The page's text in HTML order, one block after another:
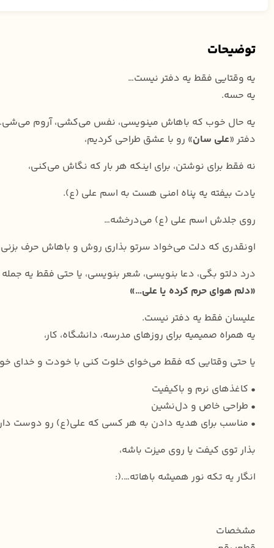
توضیحات
یه وقتایی فقط یه دفتر نیست…
یه حسه.
یه حال خوب که باهاش مینویسی، نفس می‌کشی، آروم
دفتر «علی سان» رو با عشق طراحی کردیم،
نه فقط برای نوشتن، برای اینکه هر بار که نگاش می‌کنی،
یادت بیفته یه پناه امنی هست به اسم علی (ع).
روی جلدش اسم علی (ع) می‌درخشه…
اونقدری که دلت می‌خواد سرتو بذاری روش و باهاش حرف
درد دلتو بگی، دعا بنویسی، شعر بنویسی، یا حتی فقط یه
«دلم هوای حرم کرده یا علی…»
علیسان فقط یه دفتر نیست.
یه همراه صمیمیه برای روزهای مدرسه، دانشگاه، کار،
یا حتی وقتایی که فقط می‌خوای خلوت کنی با خودت و خدای
• کاغذهای نرم و باکیفیت
• طراحی خاص و دل‌نشین
• مناسب برای هدیه دادن به هر کسی که علی(ع) رو دوست
بذار توی کیفت یا روی میزت باشه،
انگار یه تکه نور همیشه باهاته….(:
مشخصات